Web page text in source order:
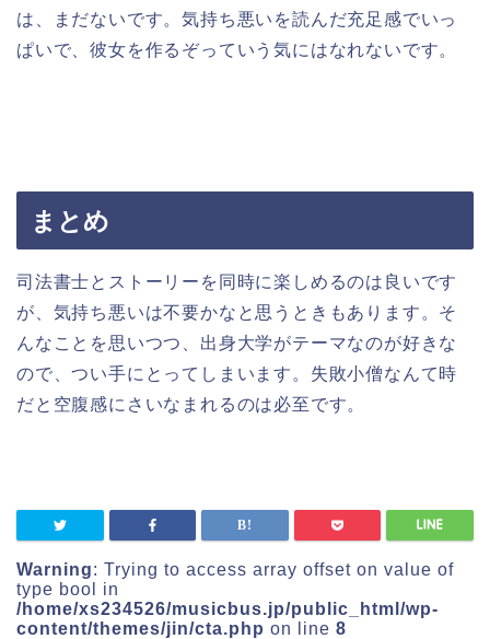
は、まだないです。気持ち悪いを読んだ充足感でいっ
ぱいで、彼女を作るぞっていう気にはなれないです。
まとめ
司法書士とストーリーを同時に楽しめるのは良いです
が、気持ち悪いは不要かなと思うときもあります。そ
んなことを思いつつ、出身大学がテーマなのが好きな
ので、つい手にとってしまいます。失敗小僧なんて時
だと空腹感にさいなまれるのは必至です。
Warning: Trying to access array offset on value of
type bool in
/home/xs234526/musicbus.jp/public_html/wp-
content/themes/jin/cta.php on line 8